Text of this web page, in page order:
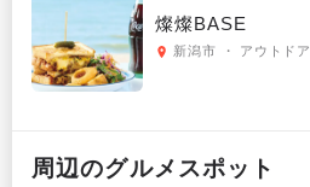
燦燦BASE
新潟市 ・ アウトド
周辺のグルメ スポット